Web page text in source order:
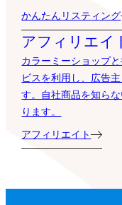
かんたんリスティング
アフィリエイ
カラーミーショップ
ビスを利用し、広告
す。自社商品を知ら
ります。
アフィリエイト